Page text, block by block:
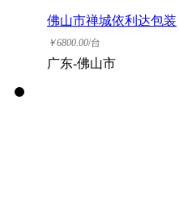
佛山市禅城依利达包装
器材有限公司
￥6800.00/台
广东-佛山市